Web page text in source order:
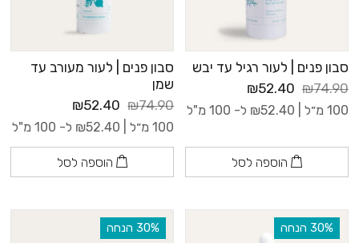
סבון פנים | לעור רגיל עד יבש
₪74.90
₪52.40
100 מ״ל | ₪52.40 ל- 100 מ"ל
הוספה לסל
סבון פנים | לעור מעורב עד
שמן
₪74.90
₪52.40
100 מ״ל | ₪52.40 ל- 100 מ"ל
הוספה לסל
‫30% הנחה ‫30% הנחה